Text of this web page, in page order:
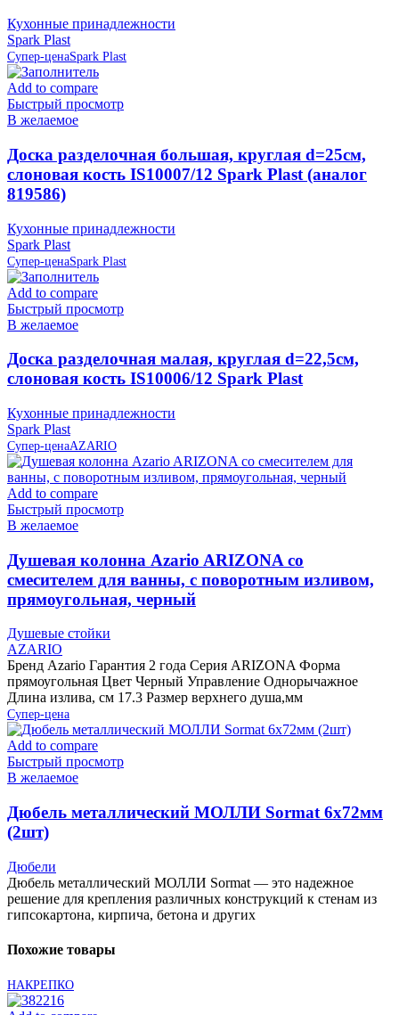
Кухонные принадлежности
Spark Plast
Супер-ценаSpark Plast
Add to compare
Быстрый просмотр
В желаемое
Доска разделочная большая, круглая d=25см,
слоновая кость IS10007/12 Spark Plast (аналог
819586)
Кухонные принадлежности
Spark Plast
Супер-ценаSpark Plast
Add to compare
Быстрый просмотр
В желаемое
Доска разделочная малая, круглая d=22,5см,
слоновая кость IS10006/12 Spark Plast
Кухонные принадлежности
Spark Plast
Супер-ценаAZARIO
Add to compare
Быстрый просмотр
В желаемое
Душевая колонна Azario ARIZONA со
смесителем для ванны, с поворотным изливом,
прямоугольная, черный
Душевые стойки
AZARIO
Бренд Azario Гарантия 2 года Серия ARIZONA Форма
прямоугольная Цвет Черный Управление Однорычажное
Длина излива, см 17.3 Размер верхнего душа,мм
Супер-цена
Add to compare
Быстрый просмотр
В желаемое
Дюбель металлический МОЛЛИ Sormat 6х72мм
(2шт)
Дюбели
Дюбель металлический МОЛЛИ Sormat — это надежное
решение для крепления различных конструкций к стенам из
гипсокартона, кирпича, бетона и других
Похожие товары
НАКРЕПКО